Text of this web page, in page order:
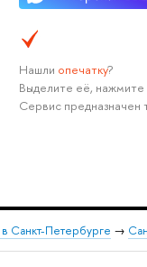
Нашли опечатку?
Выделите её, нажмите
Сервис предназначен
Санкт-Петербурге →